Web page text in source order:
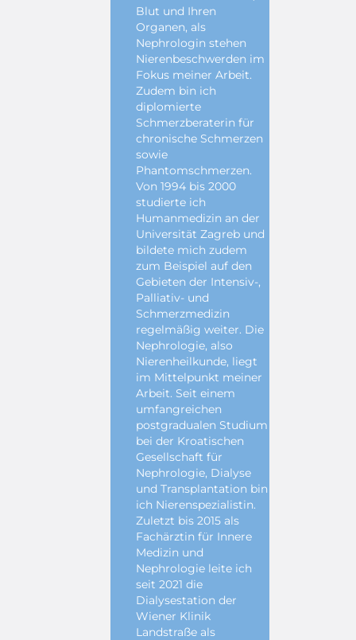
Blut und Ihren
Organen, als
Nephrologin stehen
Nierenbeschwerden im
Fokus meiner Arbeit.
Zudem bin ich
diplomierte
Schmerzberaterin für
chronische Schmerzen
sowie
Phantomschmerzen.
Von 1994 bis 2000
studierte ich
Humanmedizin an der
Universität Zagreb und
bildete mich zudem
zum Beispiel auf den
Gebieten der Intensiv-,
Palliativ- und
Schmerzmedizin
regelmäßig weiter. Die
Nephrologie, also
Nierenheilkunde, liegt
im Mittelpunkt meiner
Arbeit. Seit einem
umfangreichen
postgradualen Studium
bei der Kroatischen
Gesellschaft für
Nephrologie, Dialyse
und Transplantation bin
ich Nierenspezialistin.
Zuletzt bis 2015 als
Fachärztin für Innere
Medizin und
Nephrologie leite ich
seit 2021 die
Dialysestation der
Wiener Klinik
Landstraße als